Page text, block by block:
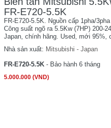
FR-E720-5.5K
FR-E720-5.5K. Nguồn cấp 1pha/
Công suất ngõ ra 5.5Kw (7HP) 200-
Japan, chính hãng. Used, mới 95%,
Nhà sản xuất: Mitsubishi - Japan
FR-E720-5.5K- Bảo hành 6 tháng
5.000.000 (VND)